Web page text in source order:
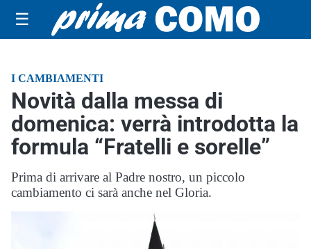
☰
I CAMBIAMENTI
Novità dalla messa di
domenica: verrà introdotta la
formula “Fratelli e sorelle”
Prima di arrivare al Padre nostro, un piccolo
cambiamento ci sarà anche nel Gloria.